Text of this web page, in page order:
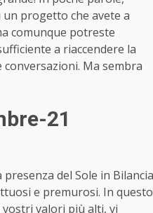
un progetto che avete a
comunque potreste
a riaccendere la
Ma sembra
21
del Sole in Bilancia
e premurosi. In questo
valori più alti, vi